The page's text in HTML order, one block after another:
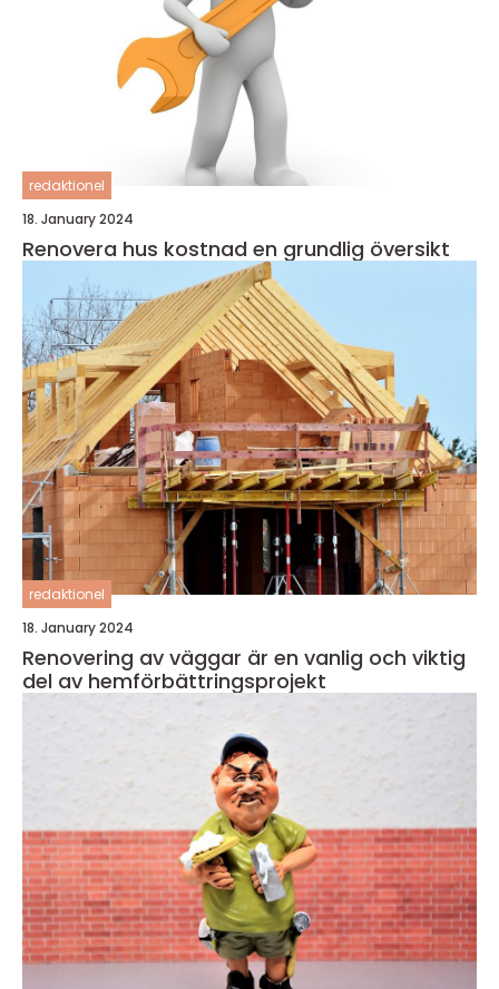
redaktionel
18. January 2024
Renovera hus kostnad en grundlig översikt
redaktionel
18. January 2024
Renovering av väggar är en vanlig och viktig
del av hemförbättringsprojekt